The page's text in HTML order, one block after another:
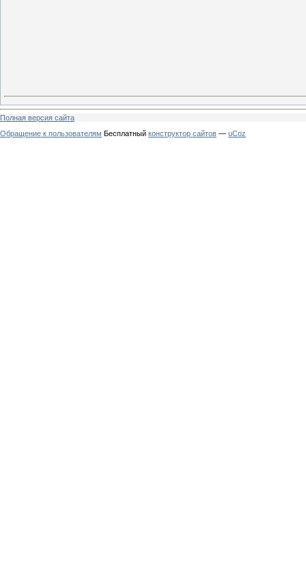
Полная версия сайта
Обращение к пользователям Бесплатный конструктор сайтов — uCoz